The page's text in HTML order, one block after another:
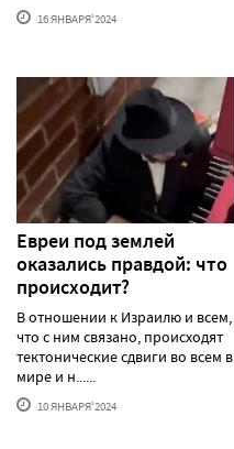
16 ЯНВАРЯ'2024
Евреи под землей
оказались правдой: что
происходит?
В отношении к Израилю и всем,
что с ним связано, происходят
тектонические сдвиги во всем в
мире и н......
10 ЯНВАРЯ'2024